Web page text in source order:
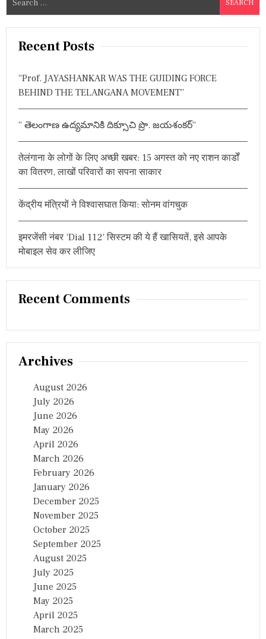
a
Recent Posts
“Prof. JAYASHANKAR WAS THE GUIDING FORCE
BEHIND THE TELANGANA MOVEMENT”
” తెలంగాణ ఉద్యమానికి దిక్సూచి ప్రొ. జయశంకర్”
तेलंगाना के लोगों के लिए अच्छी खबर: 15 अगस्त को नए राशन कार्डों
का वितरण, लाखों परिवारों का सपना साकार
केंद्रीय मंत्रियों ने विश्वासघात किया: सोनम वांगचुक
इमरजेंसी नंबर ‘Dial 112’ सिस्टम की ये हैं खासियतें, इसे आपके
मोबाइल सेव कर लीजिए
Recent Comments
Archives
August 2026
July 2026
June 2026
May 2026
April 2026
March 2026
February 2026
January 2026
December 2025
November 2025
October 2025
September 2025
August 2025
July 2025
June 2025
May 2025
April 2025
March 2025